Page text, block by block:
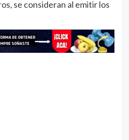
se consideran al emitir los